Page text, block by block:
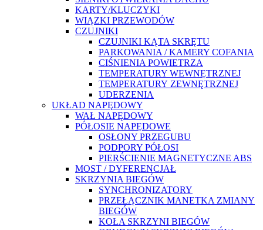
KARTY/KLUCZYKI
WIĄZKI PRZEWODÓW
CZUJNIKI
CZUJNIKI KĄTA SKRĘTU
PARKOWANIA / KAMERY COFANIA
CIŚNIENIA POWIETRZA
TEMPERATURY WEWNĘTRZNEJ
TEMPERATURY ZEWNĘTRZNEJ
UDERZENIA
UKŁAD NAPĘDOWY
WAŁ NAPĘDOWY
PÓŁOSIE NAPĘDOWE
OSŁONY PRZEGUBU
PODPORY PÓŁOSI
PIERŚCIENIE MAGNETYCZNE ABS
MOST / DYFERENCJAŁ
SKRZYNIA BIEGÓW
SYNCHRONIZATORY
PRZEŁĄCZNIK MANETKA ZMIANY
BIEGÓW
KOŁA SKRZYNI BIEGÓW